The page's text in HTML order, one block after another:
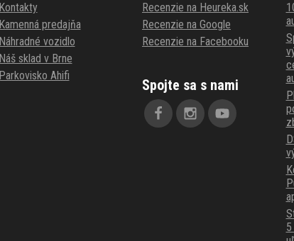
Kontakty
Kamenná predajňa
Náhradné vozidlo
Náš sklad v Brne
Parkovisko Ahifi
Recenzie na Heureka.sk
Recenzie na Google
Recenzie na Facebooku
Spojte sa s nami